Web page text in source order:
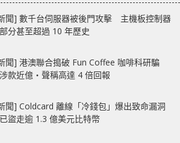
聞] 數千台伺服器被後門攻擊 主機板控制器
分甚至超過 10 年歷史
聞] 港澳聯合搗破 Fun Coffee 咖啡科研騙
款近億‧聲稱高達 4 倍回報
聞] Coldcard 離線「冷錢包」爆出致命漏洞
盜走逾 1.3 億美元比特幣